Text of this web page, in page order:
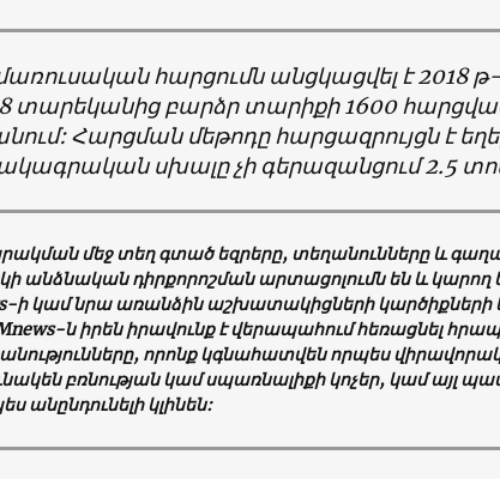
հարցումն անցկացվել է 2018
տարեկանից բարձր տարիքի 1600
Հարցման մեթոդը հարցազրույցն է
սխալը չի գերազանցում 2.5
մեջ տեղ գտած եզրերը, տեղանունները և
անձնական դիրքորոշման արտացոլումն են և կարող
ի կամ նրա առանձին աշխատակիցների
ն իրեն իրավունք է վերապահում հեռացնել
որոնք կգնահատվեն որպես
բռնության կամ սպառնալիքի կոչեր, կամ այլ
անընդունելի կլինեն: